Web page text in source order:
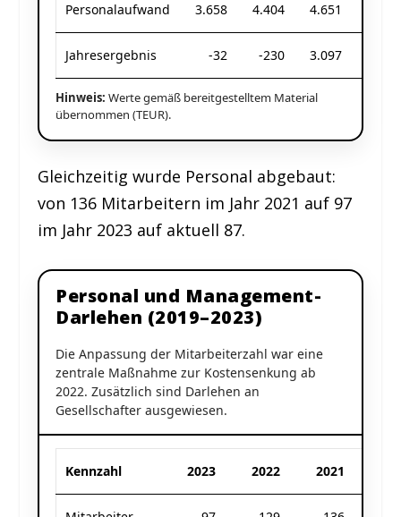
Personalaufwand 3.658 4.404 4.651
Jahresergebnis -32 -230 3.097
Hinweis: Werte gemäß bereitgestelltem Material
übernommen (TEUR).
Gleichzeitig wurde Personal abgebaut:
von 136 Mitarbeitern im Jahr 2021 auf 97
im Jahr 2023 auf aktuell 87.
Personal und Management-
Darlehen (2019–2023)
Die Anpassung der Mitarbeiterzahl war eine
zentrale Maßnahme zur Kostensenkung ab
2022. Zusätzlich sind Darlehen an
Gesellschafter ausgewiesen.
Kennzahl 2023 2022 2021